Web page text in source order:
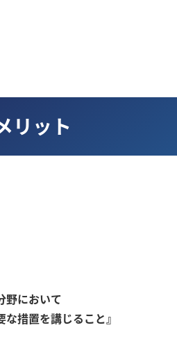
リット
野において
措置を講じること』